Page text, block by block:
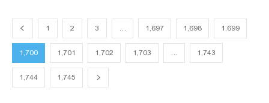
1 2 3 … 1,697 1,698 1,699
1,700 1,701 1,702 1,703 … 1,743
1,744 1,745